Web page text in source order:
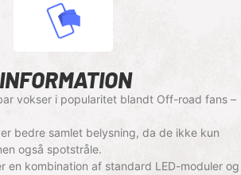
vokser i popularitet blandt Off-road fans –
bedre samlet belysning, da de ikke kun
også spotstråle.
en kombination af standard LED-moduler og